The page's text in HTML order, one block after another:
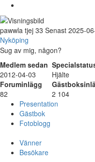
pawwla tjej 33 Senast 2025-
Nyköping
Sug av mig, någon?
Medlem sedan
2012-04-03
Hjälte
Foruminlägg
82
2 104
Presentation
Gästbok
Fotoblogg
Vänner
Besökare